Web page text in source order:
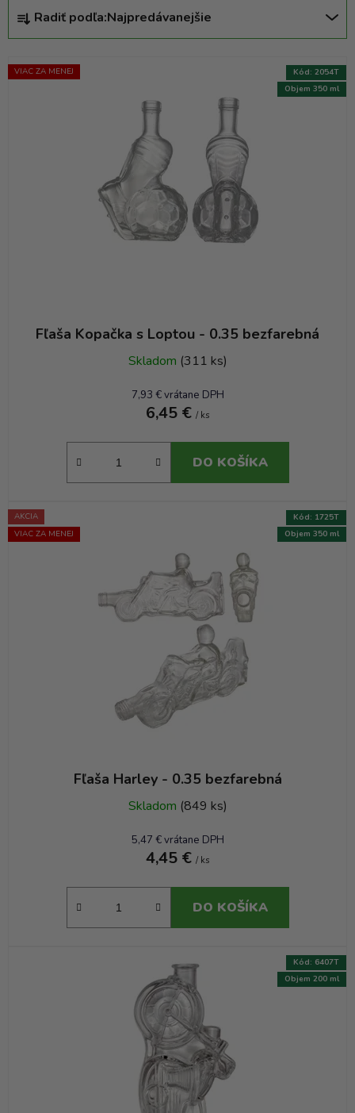
d
e
Radiť podľa:Najpredávanejšie
VIAC ZA MENEJ
Fľaša Kopačka s Loptou - 0.35 bezfarebná
Skladom (311 ks)
7,93 € vrátane DPH
6,45 € / ks
DO KOŠÍKA
Objem 350 ml
Kód: 2054T
AKCIA
VIAC ZA MENEJ
Fľaša Harley - 0.35 bezfarebná
Skladom (849 ks)
5,47 € vrátane DPH
4,45 € / ks
DO KOŠÍKA
Objem 350 ml
Kód: 1725T
Objem 200 ml
Kód: 6407T